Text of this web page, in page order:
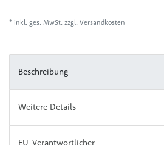
* inkl. ges. MwSt. zzgl. Versandkosten
Beschreibung
Weitere Details
EU-Verantwortlicher